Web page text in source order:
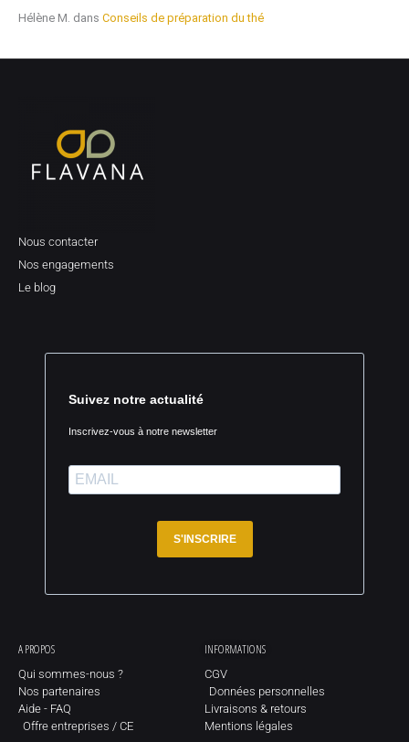
Hélène M. dans Conseils de préparation du thé
Nous contacter
Nos engagements
Le blog
Suivez notre actualité
Inscrivez-vous à notre newsletter
S'INSCRIRE
A PROPOS
Qui sommes-nous ?
Nos partenaires
Aide - FAQ
Offre entreprises / CE
INFORMATIONS
CGV
Données personnelles
Livraisons & retours
Mentions légales